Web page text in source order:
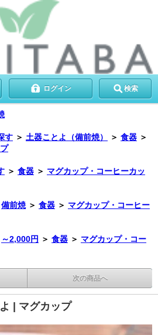
ログイン 検索
す ＞ 土器ことよ（備前焼） ＞ 食器 ＞
＞ 食器 ＞ マグカップ・コーヒーカッ
備前焼 ＞ 食器 ＞ マグカップ・コーヒー
～2,000円 ＞ 食器 ＞ マグカップ・コー
次の商品へ
| マグカップ